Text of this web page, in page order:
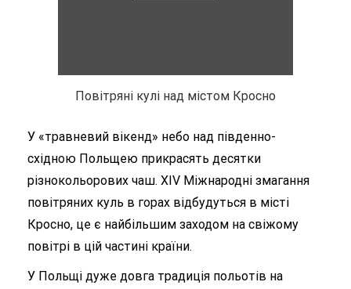
Повітряні кулі над містом Кросно
У «травневий вікенд» небо над південно-
східною Польщею прикрасять десятки
різнокольорових чаш. XIV Міжнародні змагання
повітряних куль в горах відбудуться в місті
Кросно, це є найбільшим заходом на свіжому
повітрі в цій частині країни.
У Польщі дуже довга традиція польотів на